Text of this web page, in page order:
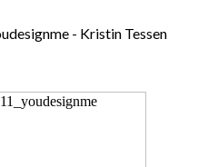
- Kristin Tessen